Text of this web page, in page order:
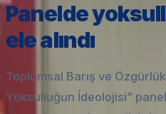
Panelde
ele alındı
Toplumsal Barış ve
Yoksulluğun İdeolojisi”